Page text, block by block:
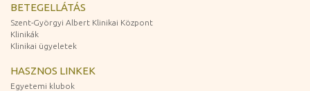
BETEGELLÁTÁS
Szent-Györgyi Albert Klinikai Központ
Klinikák
Klinikai ügyeletek
HASZNOS LINKEK
Egyetemi klubok